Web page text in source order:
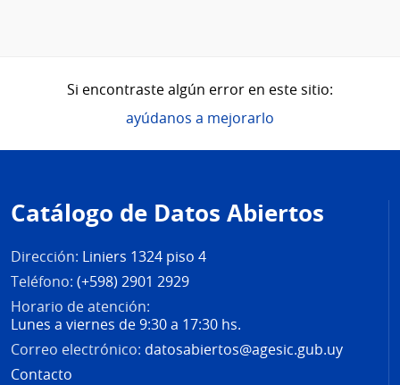
Si encontraste algún error en este sitio:
ayúdanos a mejorarlo
de
página
Catálogo de Datos Abiertos
Dirección: Liniers 1324 piso 4
Teléfono: (+598) 2901 2929
Horario de atención:
Lunes a viernes de 9:30 a 17:30 hs.
Correo electrónico: datosabiertos@agesic.gub.uy
Contacto